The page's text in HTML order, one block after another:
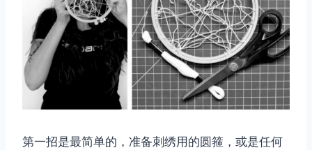
第一招是最简单的，准备刺绣用的圆箍，或是任何